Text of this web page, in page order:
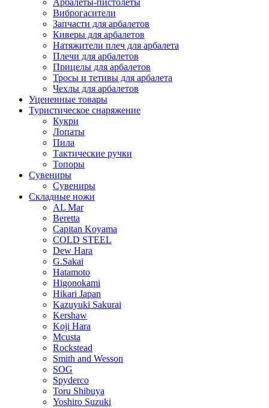
Арбалеты-пистолеты
Виброгасители
Запчасти для арбалетов
Киверы для арбалетов
Натяжители плеч для арбалета
Плечи для арбалетов
Прицелы для арбалетов
Тросы и тетивы для арбалета
Чехлы для арбалетов
Уцененные товары
Туристическое снаряжение
Кукри
Лопаты
Пила
Тактические ручки
Топоры
Сувениры
Сувениры
Складные ножи
AL Mar
Beretta
Capitan Koyama
COLD STEEL
Dew Hara
G.Sakai
Hatamoto
Higonokami
Hikari Japan
Kazuyuki Sakurai
Kershaw
Koji Hara
Mcusta
Rockstead
Smith and Wesson
SOG
Spyderco
Toru Shibuya
Yoshiro Suzuki